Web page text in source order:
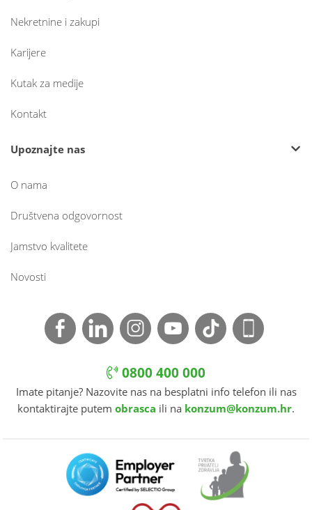
Nekretnine i zakupi
Karijere
Kutak za medije
Kontakt
Upoznajte nas
O nama
Društvena odgovornost
Jamstvo kvalitete
Novosti
0800 400 000
Imate pitanje? Nazovite nas na besplatni info telefon ili nas
kontaktirajte putem obrasca ili na konzum@konzum.hr.